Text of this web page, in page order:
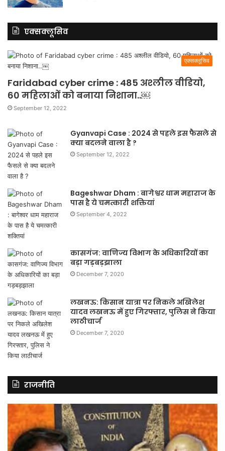
एक्सक्लूसिव
एक्सक्लूसिव
Faridabad cyber crime : 485 अश्लील वीडियो,
60 महिलाओं को बनाया निशाना..￼
September 12, 2022
Gyanvapi Case : 2024 से पहले इस फैसले से
क्या बदलने वाला है ?
September 12, 2022
Bageshwar Dham : बागेश्वर धाम महाराज के
पास है ये चमत्कारी शक्तियां
September 4, 2022
कासगंज: वाणिज्य विभाग के अधिकारियों का
बड़ा गड़बड़झाला
December 7, 2020
लखनऊ: किसान यात्रा पर निकले अखिलेश
यादव लखनऊ में हुए गिरफ्तार, पुलिस ने किया
लाठीचार्ज
December 7, 2020
राजनीति